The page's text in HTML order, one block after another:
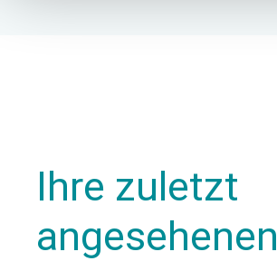
Ihre zuletzt
angesehenen